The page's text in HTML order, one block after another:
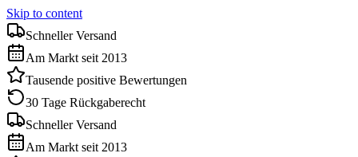
Skip to content
Schneller Versand
Am Markt seit 2013
Tausende positive Bewertungen
30 Tage Rückgaberecht
Schneller Versand
Am Markt seit 2013